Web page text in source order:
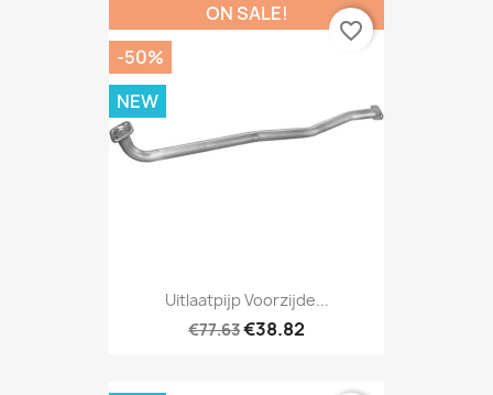
Uitlaatpijp Voorzijde...
€77.63€38.82
ON SALE!
-50%
NEW
favorite_border